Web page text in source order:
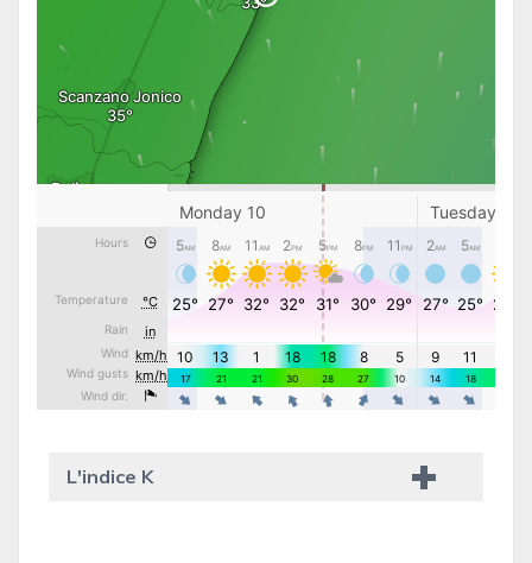
L'indice K